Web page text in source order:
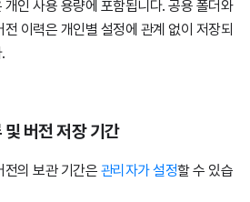
인 사용 용량에 포함됩니다. 공용 폴더와
이력은 개인별 설정에 관계 없이 저장되
버전 저장 기간
전의 보관 기간은 관리자가 설정할 수 있습